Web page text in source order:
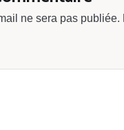
ne sera pas publiée.